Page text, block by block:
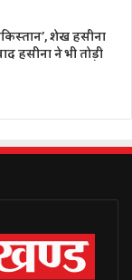
शेख हसीना
हसीना ने भी तोड़ी